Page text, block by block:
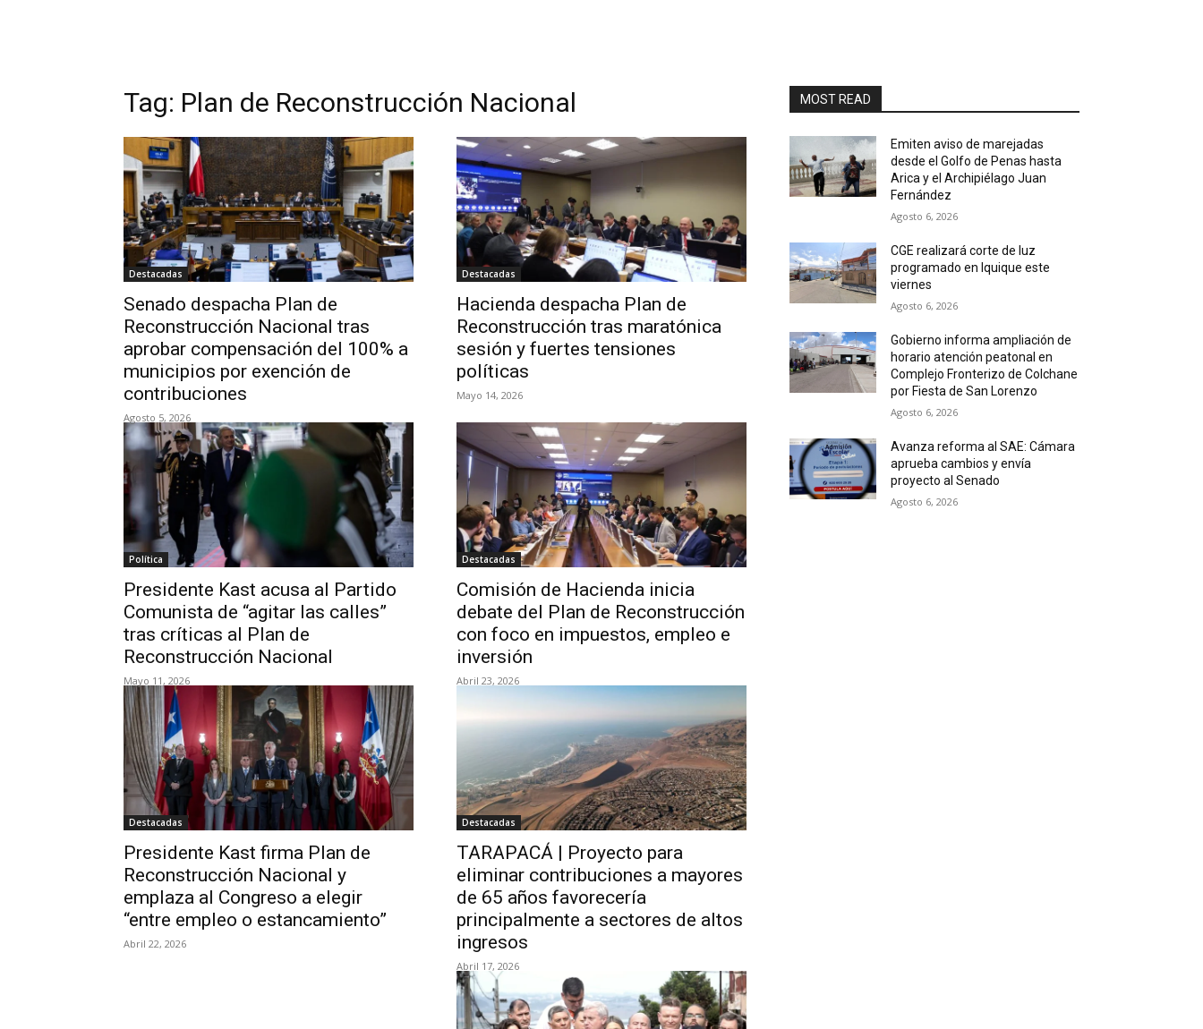
Tag: Plan de Reconstrucción Nacional
Destacadas
Senado despacha Plan de
Reconstrucción Nacional tras
aprobar compensación del 100% a
municipios por exención de
contribuciones
Agosto 5, 2026
Destacadas
Hacienda despacha Plan de
Reconstrucción tras maratónica
sesión y fuertes tensiones
políticas
Mayo 14, 2026
Política
Presidente Kast acusa al Partido
Comunista de “agitar las calles”
tras críticas al Plan de
Reconstrucción Nacional
Mayo 11, 2026
Destacadas
Comisión de Hacienda inicia
debate del Plan de Reconstrucción
con foco en impuestos, empleo e
inversión
Abril 23, 2026
Destacadas
Presidente Kast firma Plan de
Reconstrucción Nacional y
emplaza al Congreso a elegir
“entre empleo o estancamiento”
Abril 22, 2026
Destacadas
TARAPACÁ | Proyecto para
eliminar contribuciones a mayores
de 65 años favorecería
principalmente a sectores de altos
ingresos
Abril 17, 2026
MOST READ
Emiten aviso de marejadas
desde el Golfo de Penas hasta
Arica y el Archipiélago Juan
Fernández
Agosto 6, 2026
CGE realizará corte de luz
programado en Iquique este
viernes
Agosto 6, 2026
Gobierno informa ampliación de
horario atención peatonal en
Complejo Fronterizo de Colchane
por Fiesta de San Lorenzo
Agosto 6, 2026
Avanza reforma al SAE: Cámara
aprueba cambios y envía
proyecto al Senado
Agosto 6, 2026